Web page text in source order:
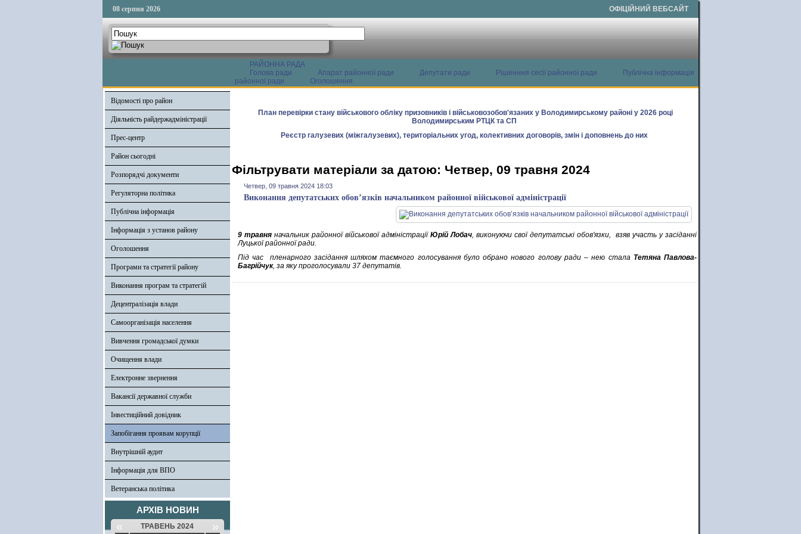
08 серпня 2026 ОФІЦІЙНИЙ ВЕБСАЙТ
РАЙОННА РАДА
Голова ради
Апарат районної ради Депутати ради Рішенння сесії районної ради
Публічна інформація
районної ради
Оголошення
Відомості про район
Діяльність райдержадміністрації
Прес-центр
Район сьогодні
Розпорядчі документи
Регуляторна політика
Публічна інформація
Інформація з установ району
Оголошення
Програми та стратегії району
Виконання програм та стратегій
Децентралізація влади
Самоорганізація населення
Вивчення громадської думки
Очищення влади
Електронне звернення
Вакансії державної служби
Інвестиційний довідник
Запобігання проявам корупції
Внутрішній аудит
Інформація для ВПО
Ветеранська політика
АРХІВ НОВИН
« ТРАВЕНЬ 2024 »
План перевірки стану військового обліку призовників і військовозобов'язаних у Володимирському районі у 2026 році
Володимирським РТЦК та СП
Реєстр галузевих (міжгалузевих), територіальних угод, колективних договорів, змін і доповнень до них
Фільтрувати матеріали за датою: Четвер, 09 травня 2024
Четвер, 09 травня 2024 18:03
Виконання депутатських обов’язків начальником районної військової адміністрації
9 травня начальник районної військової адміністрації Юрій Лобач, виконуючи свої депутатські обов'язки, взяв участь у засіданні
Луцької районної ради.
Під час пленарного засідання шляхом таємного голосування було обрано нового голову ради – нею стала Тетяна Павлова-
Багрійчук, за яку проголосували 37 депутатів.